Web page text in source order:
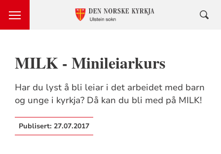
MILK - Minileiarkurs
Har du lyst å bli leiar i det arbeidet med barn
og unge i kyrkja? Då kan du bli med på MILK!
Publisert: 27.07.2017